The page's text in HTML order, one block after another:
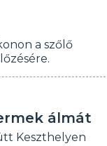
a szőlő
álmát
Keszthelyen